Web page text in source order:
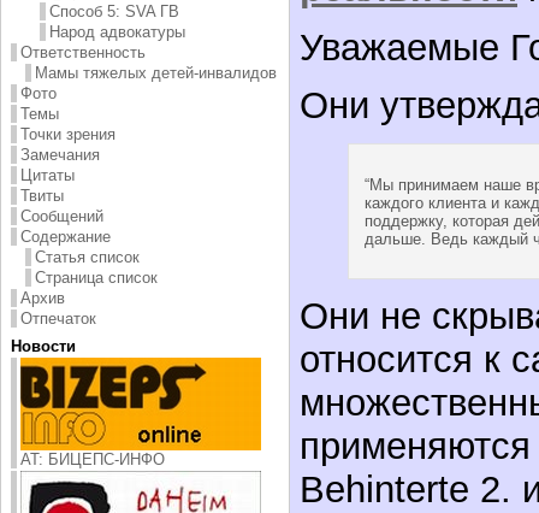
Способ 5: SVA ГВ
Народ адвокатуры
Ответственность
Мамы тяжелых детей-инвалидов
Фото
Темы
Точки зрения
Замечания
Цитаты
Твиты
Сообщений
Содержание
Статья список
Страница список
Архив
Отпечаток
Новости
AT: БИЦЕПС-ИНФО
Уважаемые
Они
“Мы принимаем наше
каждого клиента и
поддержку, которая
дальше. Ведь каждый
Они не
относится к
Behinterte 2.